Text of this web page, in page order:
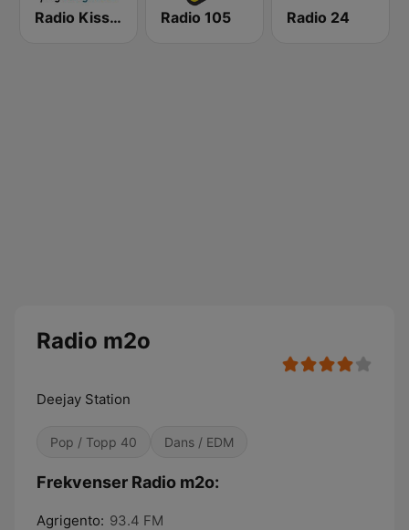
Radio Kiss Kiss Radio 105 Radio 24
Radio m2o
Deejay Station
Pop / Topp 40 Dans / EDM
Frekvenser Radio m2o:
Agrigento: 93.4 FM